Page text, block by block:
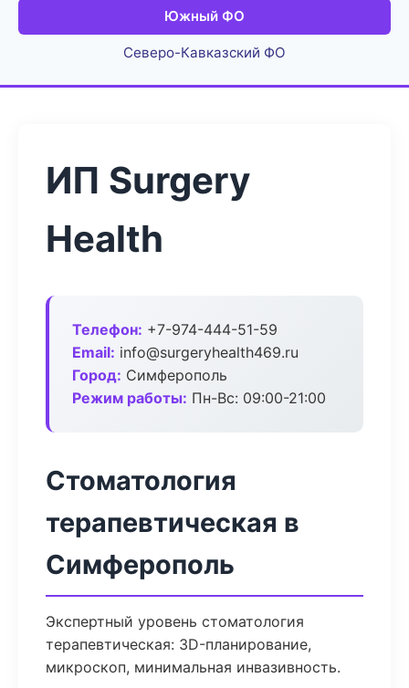
Южный ФО
Северо-Кавказский ФО
ИП Surgery
Health
Телефон: +7-974-444-51-59
Email: info@surgeryhealth469.ru
Город: Симферополь
Режим работы: Пн-Вс: 09:00-21:00
Стоматология
терапевтическая в
Симферополь
Экспертный уровень стоматология
терапевтическая: 3D-планирование,
микроскоп, минимальная инвазивность.